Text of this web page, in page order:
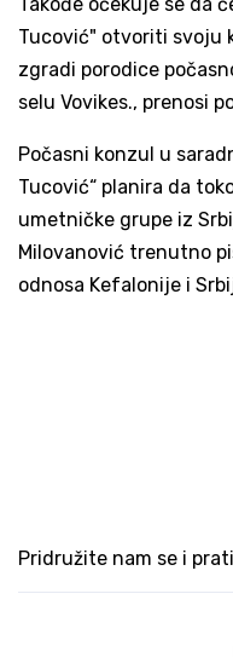
Takođe očekuje se da
Tucović" otvoriti svoju
zgradi porodice
selu Vovikes., prenosi
Počasni konzul u
Tucović“ planira da
umetničke grupe iz
Milovanović trenutno
odnosa Kefalonije i
Pridružite nam se i